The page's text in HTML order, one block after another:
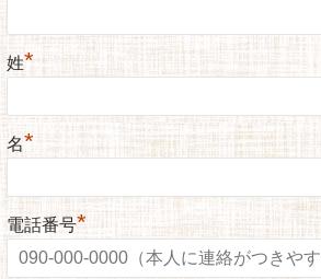
姓*
名*
電話番号*